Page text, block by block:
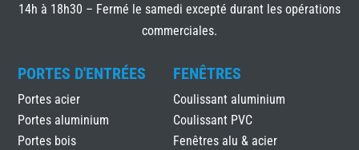
14h à 18h30 – Fermé le samedi excepté durant les opérations
commerciales.
PORTES D'ENTRÉES
Portes acier
Portes aluminium
Portes bois
FENÊTRES
Coulissant aluminium
Coulissant PVC
Fenêtres alu & acier